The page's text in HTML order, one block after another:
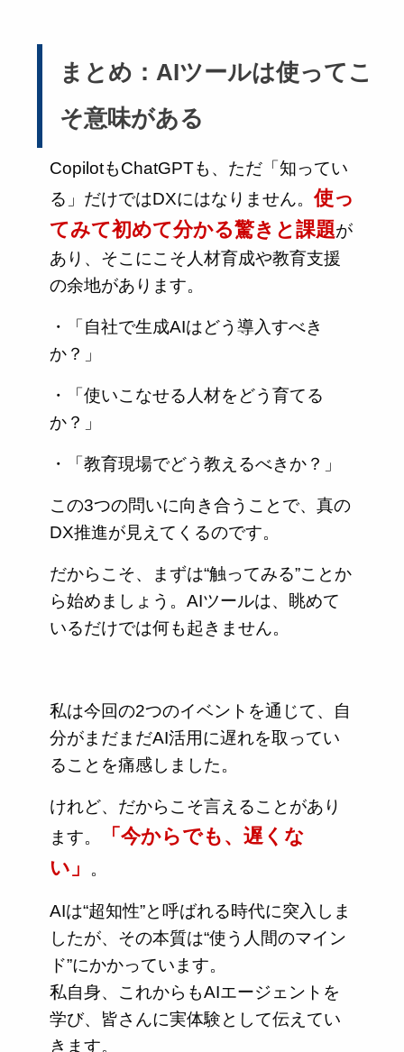
まとめ：AIツールは使ってこ
そ意味がある
CopilotもChatGPTも、ただ「知ってい
る」だけではDXにはなりません。 使っ
てみて初めて分かる驚きと課題が
あり、そこにこそ人材育成や教育支援
の余地があります。
・「自社で生成AIはどう導入すべき
か？」
・「使いこなせる人材をどう育てる
か？」
・「教育現場でどう教えるべきか？」
この3つの問いに向き合うことで、真の
DX推進が見えてくるのです。
だからこそ、まずは“触ってみる”ことか
ら始めましょう。AIツールは、眺めて
いるだけでは何も起きません。
私は今回の2つのイベントを通じて、自
分がまだまだAI活用に遅れを取ってい
ることを痛感しました。
けれど、だからこそ言えることがあり
ます。
「今からでも、遅くな
い」
。
AIは“超知性”と呼ばれる時代に突入しま
したが、その本質は“使う人間のマイン
ド”にかかっています。
私自身、これからもAIエージェントを
学び、皆さんに実体験として伝えてい
きます。